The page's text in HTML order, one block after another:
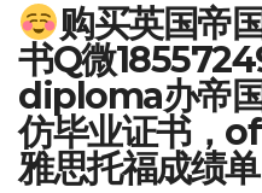
购买英国帝
书Q微
diploma办帝
仿毕业证书，
雅思托福成绩单